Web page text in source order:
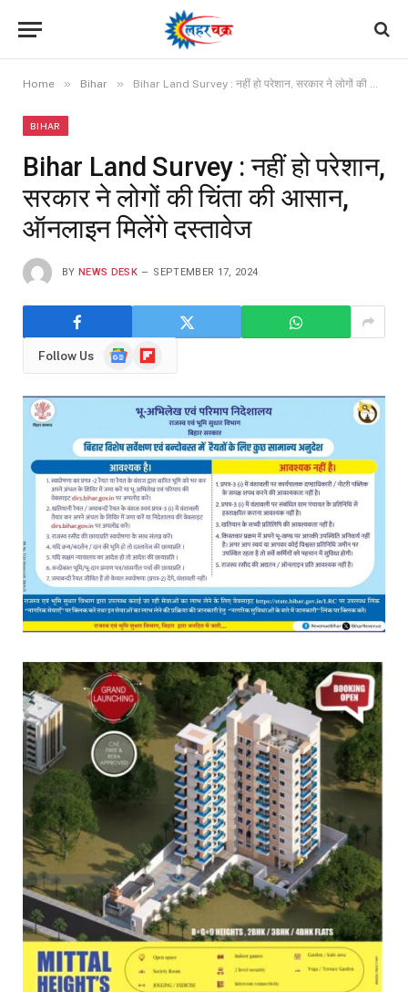
Home » Bihar » Bihar Land Survey : नहीं हो परेशान, सरकार ने लोगों की चिंता की आसान, ऑनलाइन मिलेंगे दस्तावेज
BIHAR
Bihar Land Survey : नहीं हो परेशान,
सरकार ने लोगों की चिंता की आसान,
ऑनलाइन मिलेंगे दस्तावेज
BY NEWS DESK SEPTEMBER 17, 2024
Follow Us
GoogleFlipboard